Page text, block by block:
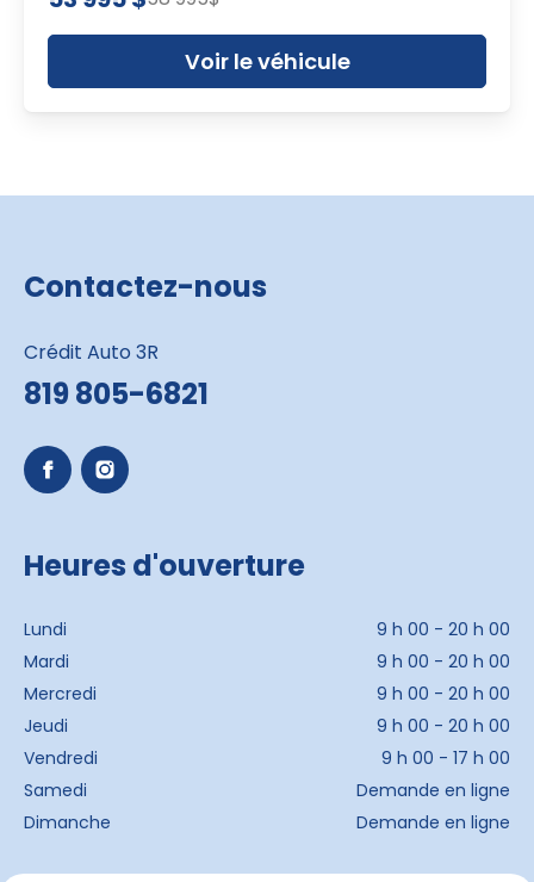
Voir le véhicule
Contactez-nous
Crédit Auto 3R
819 805-6821
Heures d'ouverture
Lundi
9 h 00 - 20 h 00
Mardi
9 h 00 - 20 h 00
Mercredi
9 h 00 - 20 h 00
Jeudi
9 h 00 - 20 h 00
Vendredi
9 h 00 - 17 h 00
Samedi
Demande en ligne
Dimanche
Demande en ligne